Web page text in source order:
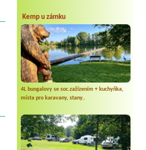
Kemp u zámku
4L bungalovy se soc.zažízením + kuchyňka,
místa pro karavany, stany..